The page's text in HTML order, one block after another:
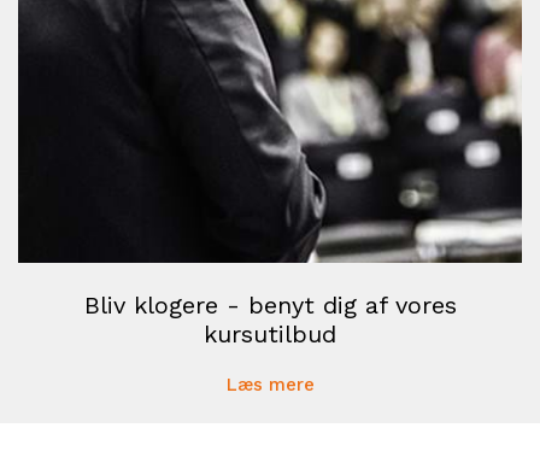
Bliv klogere - benyt dig af vores
kursutilbud
Læs mere